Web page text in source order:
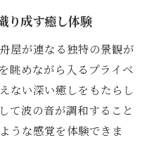
天然素材サウナの魅力
ートサウナの贅沢な
り成す癒し体験
屋が連なる独特の景観が
眺めながら入るプライベ
ない深い癒しをもたらし
て波の音が調和すること
うな感覚を体験できま